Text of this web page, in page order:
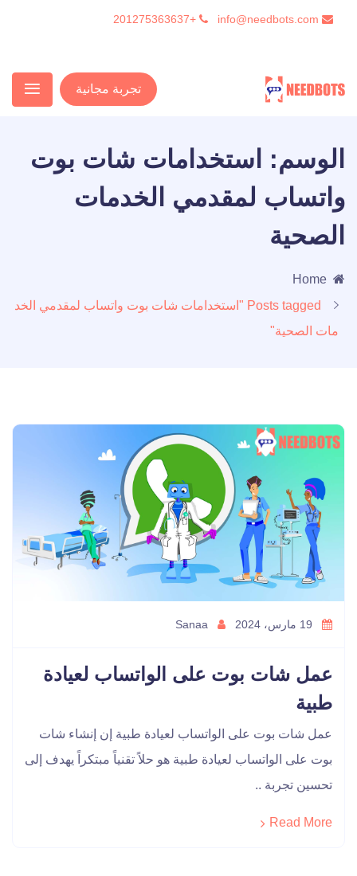
+201275363637
تجربة مجانية
الوسم:
استخدامات شات بوت
واتساب لمقدمي الخدمات
الصحية
Home
Posts tagged "استخدامات شات بوت واتساب لمقدمي الخد
مات الصحية"
19 مارس، 2024
عمل شات بوت على الواتساب لعيادة
طبية
عمل شات بوت على الواتساب لعيادة طبية إن إنشاء شات
بوت على الواتساب لعيادة طبية هو حلاً تقنياً مبتكراً يهدف إلى
تحسين تجربة ..
Read More